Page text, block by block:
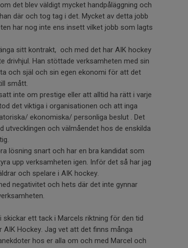
det blev väldigt mycket handpåläggning och
där och tog tag i det. Mycket av detta jobb
har nog inte ens insett vilket jobb som lagts
sitt kontrakt, och med det har AIK hockey
drivhjul. Han stöttade verksamheten med sin
och själ och sin egen ekonomi för att det
smått.
inte om prestige eller att alltid ha rätt i varje
det viktiga i organisationen och att inga
ekonomiska/ personliga beslut . Det
utvecklingen och välmåendet hos de enskilda
lösning snart och har en bra kandidat som
upp verksamheten igen. Inför det så har jag
och spelare i AIK hockey.
negativitet och hets där det inte gynnar
ett tack i Marcels riktning för den tid
Hockey. Jag vet att det finns många
hos er alla om och med Marcel och